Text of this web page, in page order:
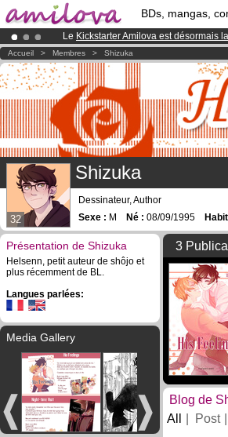
BDs, mangas,
Le Kickstarter Amilova est désormais
Abonnement premium: à partir de
Déjà 134393membreset 1208BDs &
Accueil > Membres > Shizuka
32
Shizuka
Dessinateur, Author
Sexe : M Né : 08/09/1995
Présentation de Shizuka
Helsenn, petit auteur de shôjo et
plus récemment de BL.
Langues parlées:
Media Gallery
3
Blog de
All
Post